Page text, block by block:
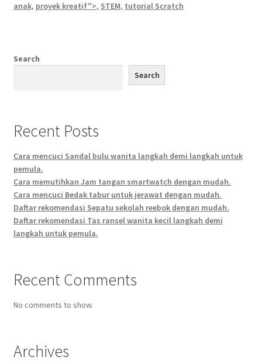
anak, proyek kreatif">, STEM, tutorial Scratch
Search
Search
Recent Posts
Cara mencuci Sandal bulu wanita langkah demi langkah untuk
pemula.
Cara memutihkan Jam tangan smartwatch dengan mudah.
Cara mencuci Bedak tabur untuk jerawat dengan mudah.
Daftar rekomendasi Sepatu sekolah reebok dengan mudah.
Daftar rekomendasi Tas ransel wanita kecil langkah demi
langkah untuk pemula.
Recent Comments
No comments to show.
Archives